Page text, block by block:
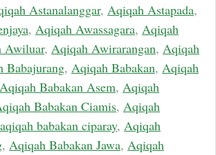
Astanalanggar, Aqiqah Astapada,
, Aqiqah Awassagara, Aqiqah
Awiluar, Aqiqah Awirarangan, Aqiqah
Babajurang, Aqiqah Babakan, Aqiqah
Aqiqah Babakan Asem, Aqiqah
Babakan Ciamis, Aqiqah
aqiqah babakan ciparay, Aqiqah
, Aqiqah Babakan Jawa, Aqiqah